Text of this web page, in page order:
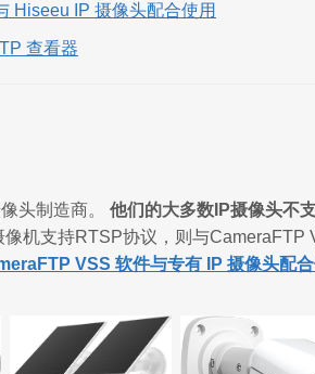
Hiseeu IP 摄像头配合使用
查看器
头制造商。 他们的大多数IP摄像头不
机支持RTSP协议，则与
VSS 软件与专有 IP 摄像头配合